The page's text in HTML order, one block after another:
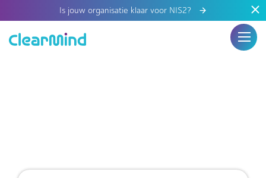
Is jouw organisatie klaar voor NIS2?